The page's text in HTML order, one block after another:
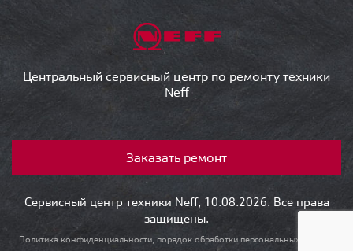
Центральный сервисный центр по ремонту техники
Neff
Заказать ремонт
Сервисный центр техники Neff, 10.08.2026. Все права
защищены.
Политика конфиденциальности, порядок обработки персональных данных